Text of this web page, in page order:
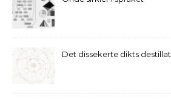
Det dissekerte dikts destillat